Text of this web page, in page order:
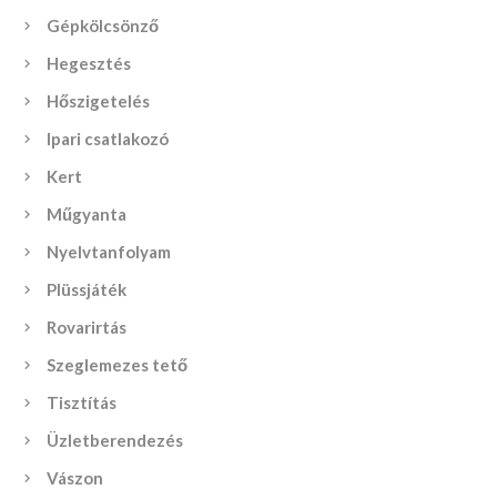
Gépkölcsönző
Hegesztés
Hőszigetelés
Ipari csatlakozó
Kert
Műgyanta
Nyelvtanfolyam
Plüssjáték
Rovarirtás
Szeglemezes tető
Tisztítás
Üzletberendezés
Vászon